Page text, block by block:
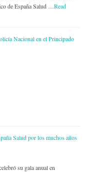
de España Salud … Read
Nacional en el Principado
Salud por los muchos años
su gala anual en